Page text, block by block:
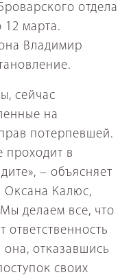
отдела
марта.
Владимир
сейчас
на
потерпевшей.
проходит в
– объясняет
Оксана Калюс,
делаем все, что
она, отказавшись
своих